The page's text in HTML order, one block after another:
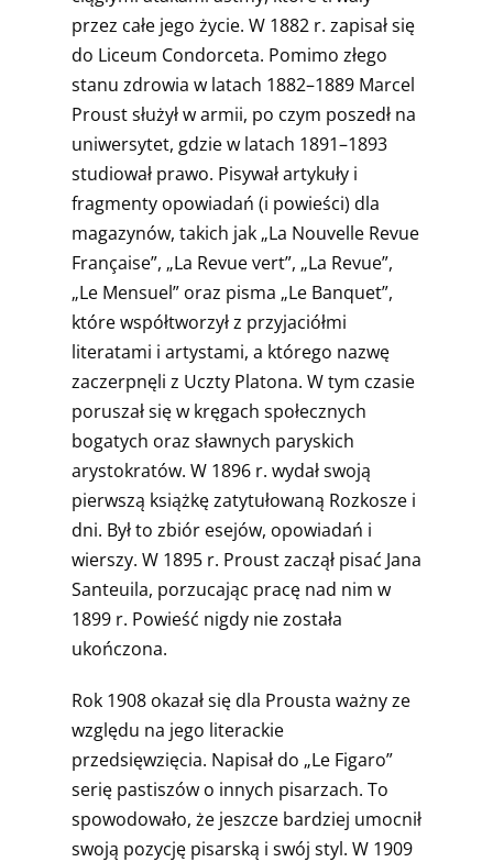
przez całe jego życie. W 1882 r. zapisał się
do Liceum Condorceta. Pomimo złego
stanu zdrowia w latach 1882–1889 Marcel
Proust służył w armii, po czym poszedł na
uniwersytet, gdzie w latach 1891–1893
studiował prawo. Pisywał artykuły i
fragmenty opowiadań (i powieści) dla
magazynów, takich jak „La Nouvelle Revue
Française”, „La Revue vert”, „La Revue”,
„Le Mensuel” oraz pisma „Le Banquet”,
które współtworzył z przyjaciółmi
literatami i artystami, a którego nazwę
zaczerpnęli z Uczty Platona. W tym czasie
poruszał się w kręgach społecznych
bogatych oraz sławnych paryskich
arystokratów. W 1896 r. wydał swoją
pierwszą książkę zatytułowaną Rozkosze i
dni. Był to zbiór esejów, opowiadań i
wierszy. W 1895 r. Proust zaczął pisać Jana
Santeuila, porzucając pracę nad nim w
1899 r. Powieść nigdy nie została
ukończona.
Rok 1908 okazał się dla Prousta ważny ze
względu na jego literackie
przedsięwzięcia. Napisał do „Le Figaro”
serię pastiszów o innych pisarzach. To
spowodowało, że jeszcze bardziej umocnił
swoją pozycję pisarską i swój styl. W 1909